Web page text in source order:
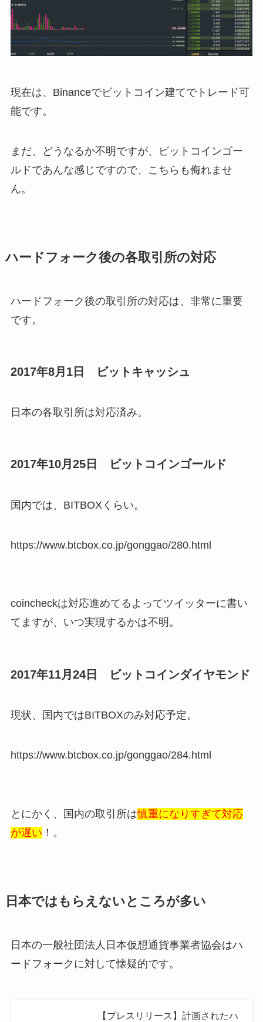
現在は、Binanceでビットコイン建てでトレード可
能です。
まだ、どうなるか不明ですが、ビットコインゴー
ルドであんな感じですので、こちらも侮れませ
ん。
ハードフォーク後の各取引所の対応
ハードフォーク後の取引所の対応は、非常に重要
です。
2017年8月1日 ビットキャッシュ
日本の各取引所は対応済み。
2017年10月25日 ビットコインゴールド
国内では、BITBOXくらい。
https://www.btcbox.co.jp/gonggao/280.html
coincheckは対応進めてるよってツイッターに書い
てますが、いつ実現するかは不明。
2017年11月24日 ビットコインダイヤモンド
現状、国内ではBITBOXのみ対応予定。
https://www.btcbox.co.jp/gonggao/284.html
とにかく、国内の取引所は慎重になりすぎて対応
が遅い ！。
日本ではもらえないところが多い
日本の一般社団法人日本仮想通貨事業者協会はハ
ードフォークに対して懐疑的です。
【プレスリリース】計画されたハ